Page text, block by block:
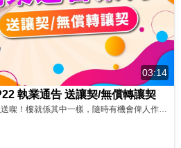
03:14
執業通告 送讓契/無償轉讓契
香港地有好多嘢唔係話送就可以送㗎！樓就係其中一樣，隨時有機會俾人作廢，各位代理如果遇到哩啲情況應該點處理？一齊聽下NICK SIR點講！GO!! 想了解更多？立即上中原訓練學院: http://www.cti-edu.com 熱線:35963748